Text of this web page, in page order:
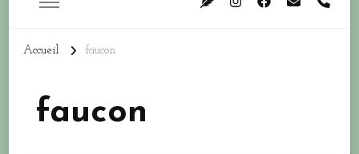
Accueil faucon
faucon